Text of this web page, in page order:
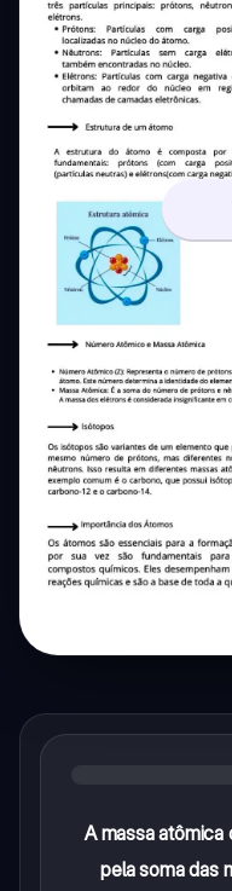
A massa atômica
pela soma das